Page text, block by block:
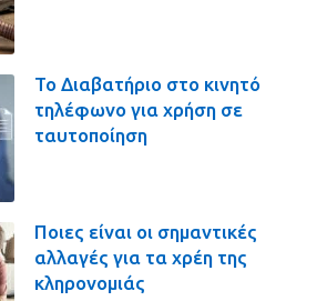
Το Διαβατήριο στο κινητό
τηλέφωνο για χρήση σε
ταυτοποίηση
Ποιες είναι οι σημαντικές
αλλαγές για τα χρέη της
κληρονομιάς